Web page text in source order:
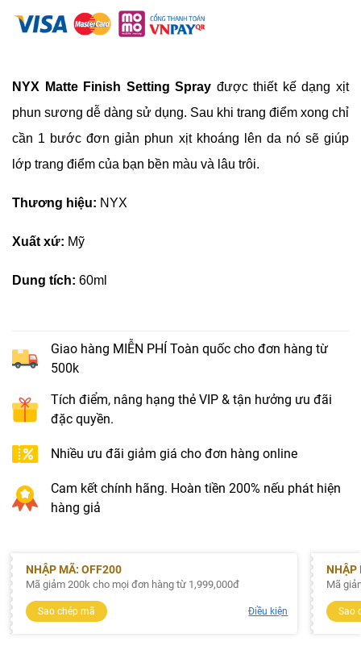
NYX Matte Finish Setting Spray được thiết kế dạng xịt
phun sương dễ dàng sử dụng. Sau khi trang điểm xong chỉ
cần 1 bước đơn giản phun xịt khoáng lên da nó sẽ giúp
lớp trang điểm của bạn bền màu và lâu trôi.
Thương hiệu: NYX
Xuất xứ: Mỹ
Dung tích: 60ml
Giao hàng MIỄN PHÍ Toàn quốc cho đơn hàng từ
500k
Tích điểm, nâng hạng thẻ VIP & tận hưởng ưu đãi
đặc quyền.
Nhiều ưu đãi giảm giá cho đơn hàng online
Cam kết chính hãng. Hoàn tiền 200% nếu phát hiện
hàng giả
NHẬP MÃ: OFF200
Mã giảm 200k cho mọi đơn hàng từ 1,999,000đ
Sao chép mã Điều kiện
NHẬP
Mã
Sao